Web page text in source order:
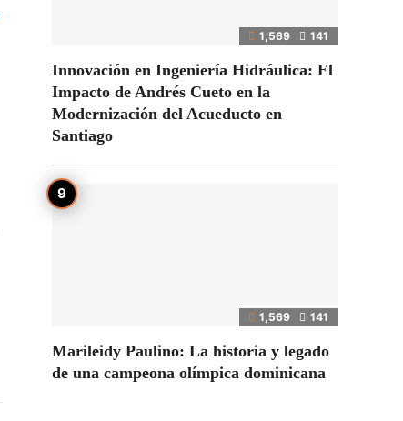
1,569 141
Innovación en Ingeniería Hidráulica: El
Impacto de Andrés Cueto en la
Modernización del Acueducto en
Santiago
1,569 141
Marileidy Paulino: La historia y legado
de una campeona olímpica dominicana